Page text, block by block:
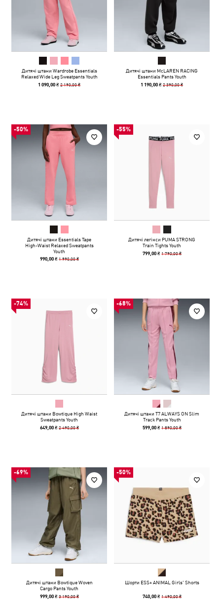
Дитячі штани Wardrobe Essentials
Relaxed Wide Leg Sweatpants Youth
1 090,00 ₴2 190,00 ₴
Дитячі штани McLAREN RACING
Essentials Pants Youth
1 190,00 ₴2 390,00 ₴
-50%
Дитячі штани Essentials Tape
High-Waist Relaxed Sweatpants
Youth
990,00 ₴ 1 990,00 ₴
-55%
Дитячі легінси PUMA STRONG
Train Tights Youth
799,00 ₴ 1 790,00 ₴
-74%
Дитячі штани Bowtique High Waist
Sweatpants Youth
649,00 ₴ 2 490,00 ₴
-68%
Дитячі штани T7 ALWAYS ON Slim
Track Pants Youth
599,00 ₴ 1 890,00 ₴
-69%
Дитячі штани Bowtique Woven
Cargo Pants Youth
999,00 ₴ 3 190,00 ₴
-50%
Шорти ESS+ ANIMAL Girls' Shorts
740,00 ₴ 1 490,00 ₴